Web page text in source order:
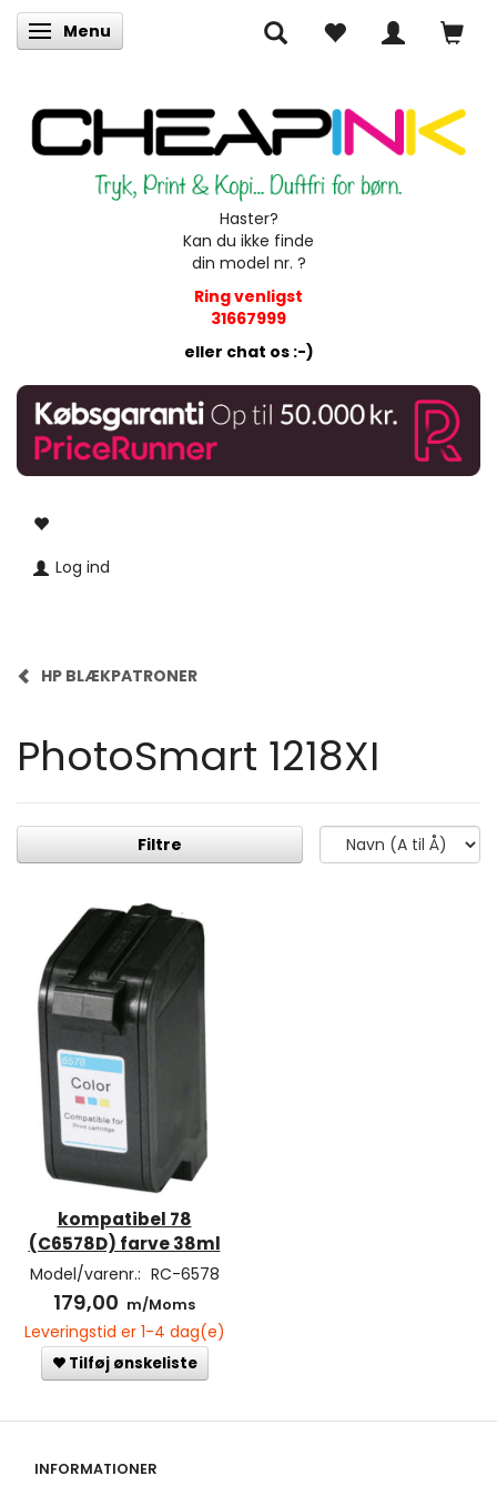
Skifte navigation
Menu
Haster?
Kan du ikke finde
din model nr. ?
Ring venligst
31667999
eller chat os :-)
Log ind
HP BLÆKPATRONER
PhotoSmart 1218XI
Filtre
kompatibel 78
(C6578D) farve 38ml
Model/varenr.: RC-6578
179,00 m/Moms
Leveringstid er 1-4 dag(e)
Tilføj ønskeliste
INFORMATIONER